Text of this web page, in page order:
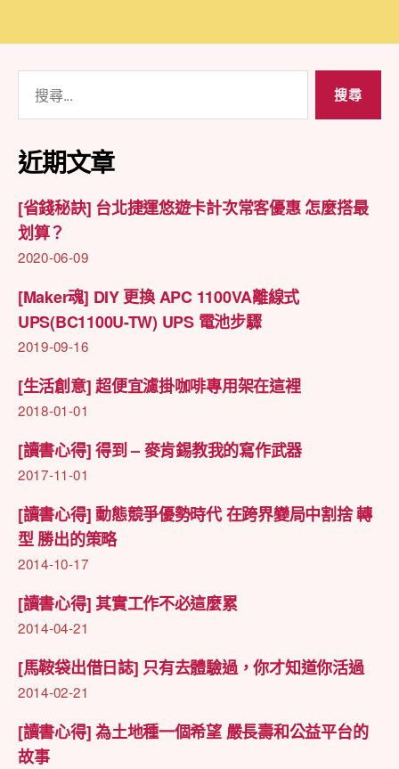
景
城
觀
庭
中
關
鍵
字:
近期文章
[省錢秘訣] 台北捷運悠遊卡計次常客優惠 怎麼搭最
划算？
2020-06-09
[Maker魂] DIY 更換 APC 1100VA離線式
UPS(BC1100U-TW) UPS 電池步驟
2019-09-16
[生活創意] 超便宜濾掛咖啡專用架在這裡
2018-01-01
[讀書心得] 得到 – 麥肯錫教我的寫作武器
2017-11-01
[讀書心得] 動態競爭優勢時代 在跨界變局中割捨 轉
型 勝出的策略
2014-10-17
[讀書心得] 其實工作不必這麼累
2014-04-21
[馬鞍袋出借日誌] 只有去體驗過，你才知道你活過
2014-02-21
[讀書心得] 為土地種一個希望 嚴長壽和公益平台的
故事